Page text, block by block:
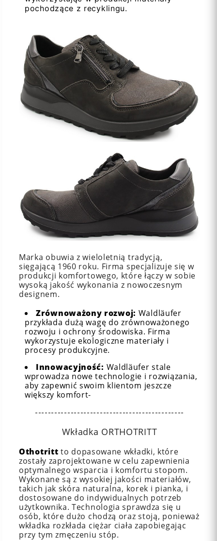
pochodzące z recyklingu.
Marka obuwia z wieloletnią tradycją,
sięgającą 1960 roku. Firma specjalizuje się w
produkcji komfortowego, które łączy w sobie
wysoką jakość wykonania z nowoczesnym
designem.
Zrównoważony rozwoj: Waldläufer
przykłada dużą wagę do zrównoważonego
rozwoju i ochrony środowiska. Firma
wykorzystuje ekologiczne materiały i
procesy produkcyjne.
Innowacyjność: Waldläufer stale
wprowadza nowe technologie i rozwiązania,
aby zapewnić swoim klientom jeszcze
większy komfort-
----------------------------------------------
Wkładka ORTHOTRITT
Othotritt to dopasowane wkładki, które
zostały zaprojektowane w celu zapewnienia
optymalnego wsparcia i komfortu stopom.
Wykonane są z wysokiej jakości materiałów,
takich jak skóra naturalna, korek i pianka, i
dostosowane do indywidualnych potrzeb
użytkownika. Technologia sprawdza się u
osób, które dużo chodzą oraz stoją, ponieważ
wkładka rozkłada ciężar ciała zapobiegając
przy tym zmęczeniu stóp.